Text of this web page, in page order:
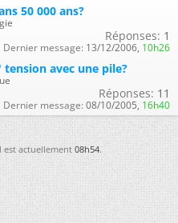
50 000 ans?
Réponses: 1
Dernier message: 13/12/2006, 10h26
avec une pile?
Réponses: 11
Dernier message: 08/10/2005, 16h40
est actuellement08h54.